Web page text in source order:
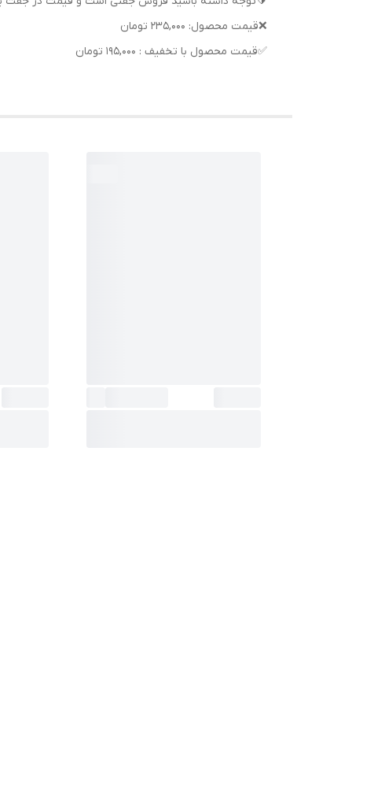
❌قیمت محصول: 235,000 تومان
✅قیمت محصول با تخفیف : 195,000 تومان